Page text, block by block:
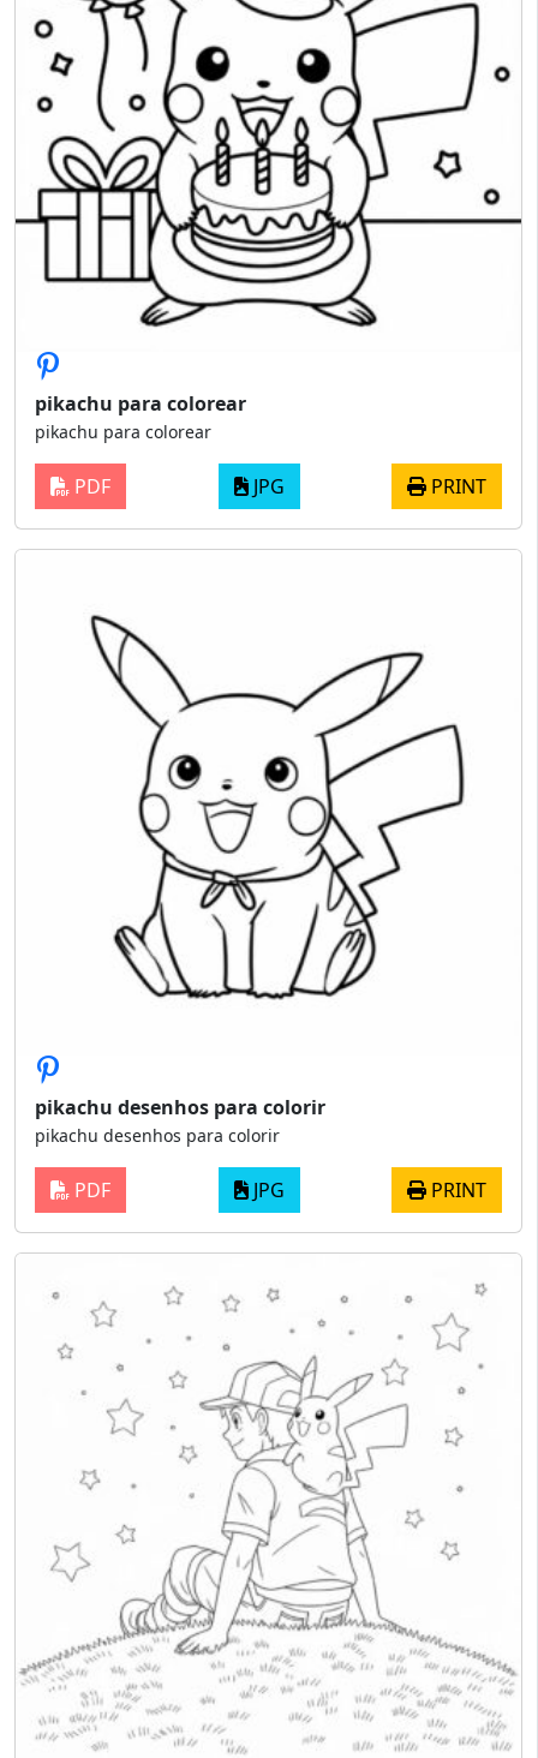
pikachu para colorear
pikachu para colorear
PDF JPG PRINT
pikachu desenhos para colorir
pikachu desenhos para colorir
PDF JPG PRINT